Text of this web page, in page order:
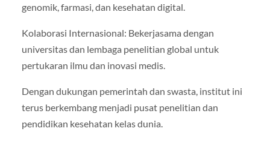
genomik, farmasi, dan kesehatan digital.
Kolaborasi Internasional: Bekerjasama dengan
universitas dan lembaga penelitian global untuk
pertukaran ilmu dan inovasi medis.
Dengan dukungan pemerintah dan swasta, institut ini
terus berkembang menjadi pusat penelitian dan
pendidikan kesehatan kelas dunia.